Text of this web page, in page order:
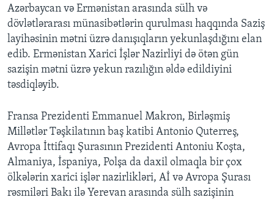
Azərbaycan və Ermənistan arasında sülh və
dövlətlərarası münasibətlərin qurulması haqqında Saziş
layihəsinin mətni üzrə danışıqların yekunlaşdığını elan
edib. Ermənistan Xarici İşlər Nazirliyi də ötən gün
sazişin mətni üzrə yekun razılığın əldə edildiyini
təsdiqləyib.
Fransa Prezidenti Emmanuel Makron, Birləşmiş
Millətlər Təşkilatının baş katibi Antonio Quterreş,
Avropa İttifaqı Şurasının Prezidenti Antoniu Koşta,
Almaniya, İspaniya, Polşa da daxil olmaqla bir çox
ölkələrin xarici işlər nazirlikləri, Aİ və Avropa Şurası
rəsmiləri Bakı ilə Yerevan arasında sülh sazişinin